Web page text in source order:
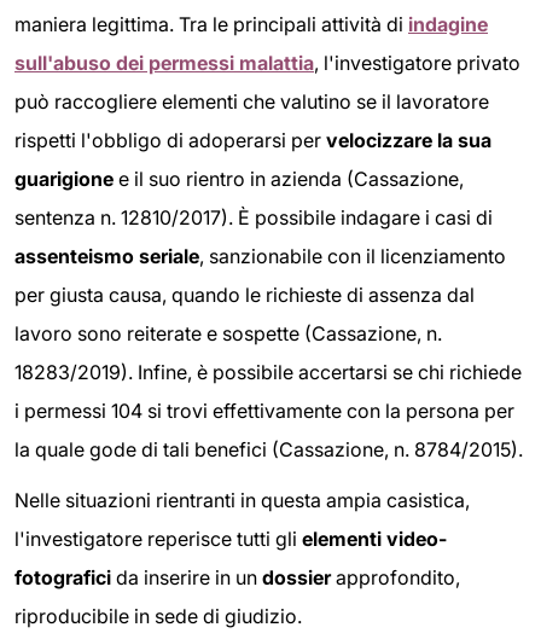
maniera legittima. Tra le principali attività di indagine
sull'abuso dei permessi malattia, l'investigatore privato
può raccogliere elementi che valutino se il lavoratore
rispetti l'obbligo di adoperarsi per velocizzare la sua
guarigione e il suo rientro in azienda (Cassazione,
sentenza n. 12810/2017). È possibile indagare i casi di
assenteismo seriale, sanzionabile con il licenziamento
per giusta causa, quando le richieste di assenza dal
lavoro sono reiterate e sospette (Cassazione, n.
18283/2019). Infine, è possibile accertarsi se chi richiede
i permessi 104 si trovi effettivamente con la persona per
la quale gode di tali benefici (Cassazione, n. 8784/2015).
Nelle situazioni rientranti in questa ampia casistica,
l'investigatore reperisce tutti gli elementi video-
fotografici da inserire in un dossierapprofondito,
riproducibile in sede di giudizio.